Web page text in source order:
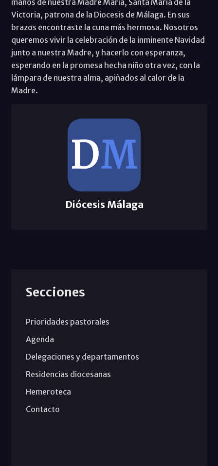
Victoria, patrona de la Diocesis de Málaga. En sus
brazos encontraste la cuna más hermosa. Nosotros
queremos vivir la celebración de la inminente Navidad
junto a nuestra Madre, y hacerlo con esperanza,
esperando en la promesa hecha niño otra vez, con la
lámpara de nuestra alma, apiñados al calor de la
Madre.
Diócesis Málaga
Secciones
Prioridades pastorales
Agenda
Delegaciones y departamentos
Residencias diocesanas
Hemeroteca
Contacto